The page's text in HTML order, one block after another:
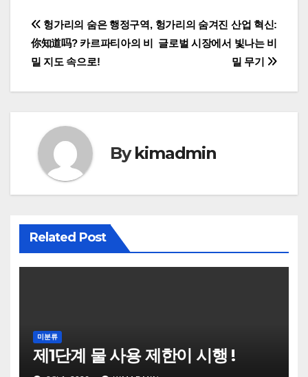
글
탐
색
헝가리의 숨겨진 산업 혁신:
글로벌 시장에서 빛나는 비
밀 무기
헝가리의 숨은 행정구역,
你知道吗? 카르파티아의 비
밀 지도 속으로!
Bykimadmin
Related Post
미분류
제1단계 물 사용 제한이 시행 !